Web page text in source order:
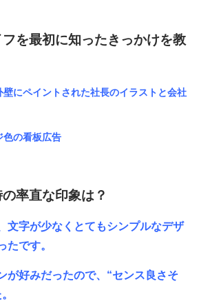
を最初に知ったきっかけを教
にペイントされた社長のイラストと会社
色の看板広告
率直な印象は？
文字が少なくとてもシンプルなデザ
たです。
が好みだったので、“センス良さそ